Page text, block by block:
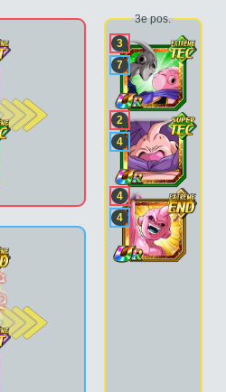
3e pos.
3
7
2
4
4
4